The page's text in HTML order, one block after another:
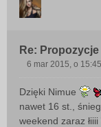
Re:
s
t
6 mar 2015, o 15:45
Dzięki Nimue
nawet 16 st.,
weekend zaraz łiiii